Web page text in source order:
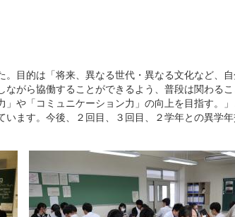
目的は「将来、異なる世代・異なる文化など、
がら協働することができるよう、普段は関わる
や「コミュニケーション力」の向上を目指す。
ます。今後、２回目、３回目、２学年との異学